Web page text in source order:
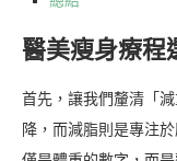
醫美瘦身療程
首先，讓我們釐清「
降，而減脂則是專注